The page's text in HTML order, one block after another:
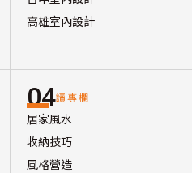
高雄室內設計
04讀專欄
居家風水
收納技巧
風格營造